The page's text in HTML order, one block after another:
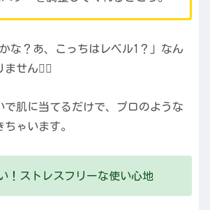
な？あ、こっちはレベル1？」なん
せん🙅‍♀️
で肌に当てるだけで、プロのような
ゃいます。
！ストレスフリーな使い心地